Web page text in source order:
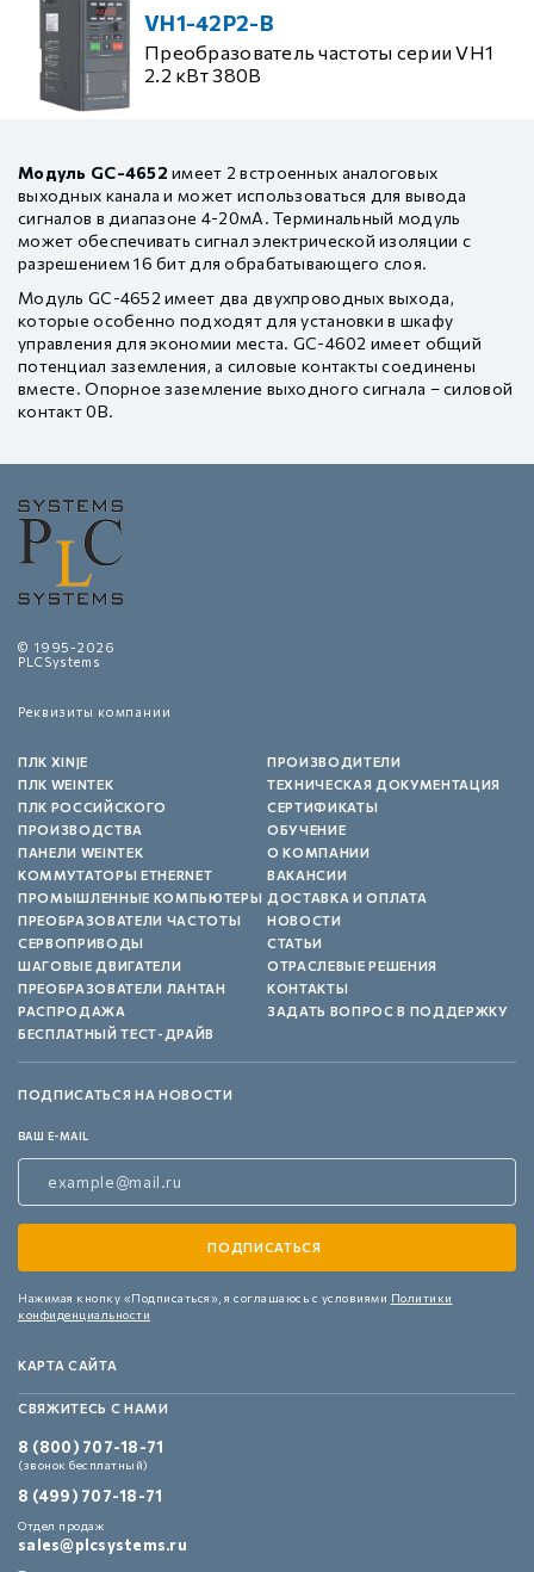
VH1-42P2-B
Преобразователь частоты серии VH1
2.2 кВт 380В
Модуль GC-4652имеет 2 встроенных аналоговых
выходных канала и может использоваться для вывода
сигналов в диапазоне 4-20мА. Терминальный модуль
может обеспечивать сигнал электрической изоляции с
разрешением 16 бит для обрабатывающего слоя.
Модуль GC-4652 имеет два двухпроводных выхода,
которые особенно подходят для установки в шкафу
управления для экономии места. GC-4602 имеет общий
потенциал заземления, а силовые контакты соединены
вместе. Опорное заземление выходного сигнала – силовой
контакт 0В.
© 1995-2026
PLCSystems
Реквизиты компании
ПЛК XINJE
ПЛК WEINTEK
ПЛК РОССИЙСКОГО
ПРОИЗВОДСТВА
ПАНЕЛИ WEINTEK
КОММУТАТОРЫ ETHERNET
ПРОМЫШЛЕННЫЕ КОМПЬЮТЕРЫ
ПРЕОБРАЗОВАТЕЛИ ЧАСТОТЫ
СЕРВОПРИВОДЫ
ШАГОВЫЕ ДВИГАТЕЛИ
ПРЕОБРАЗОВАТЕЛИ ЛАНТАН
РАСПРОДАЖА
БЕСПЛАТНЫЙ ТЕСТ-ДРАЙВ
ПРОИЗВОДИТЕЛИ
ТЕХНИЧЕСКАЯ ДОКУМЕНТАЦИЯ
СЕРТИФИКАТЫ
ОБУЧЕНИЕ
О КОМПАНИИ
ВАКАНСИИ
ДОСТАВКА И ОПЛАТА
НОВОСТИ
СТАТЬИ
ОТРАСЛЕВЫЕ РЕШЕНИЯ
КОНТАКТЫ
ЗАДАТЬ ВОПРОС В ПОДДЕРЖКУ
ПОДПИСАТЬСЯ НА НОВОСТИ
ВАШ E-MAIL
Нажимая кнопку «Подписаться», я соглашаюсь с условиями Политики
конфиденциальности
КАРТА САЙТА
СВЯЖИТЕСЬ С НАМИ
8 (800) 707-18-71
(звонок бесплатный)
8 (499) 707-18-71
Отдел продаж
sales@plcsystems.ru